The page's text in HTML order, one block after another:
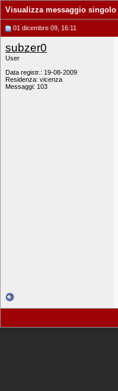
Visualizza messaggio singolo
01 dicembre 09, 16:11
subzer0
User
Data registr.: 19-08-2009
Residenza: vicenza
Messaggi: 103